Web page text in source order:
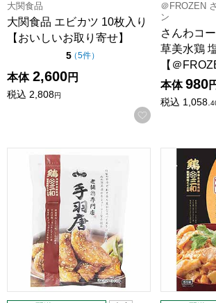
大関食品
大関食品 エビカツ 10枚入り
【おいしいお取り寄せ】
5点（5点満点中）
（5件の評価
）
本体 2,600円
税込 2,808円
お気に入りに
＠FROZEN
ン
さんわコ
草美水鶏
【＠
本体 980
税込 1,058.
さんわコーポレーション 老舗鶏専門店
さんわコ